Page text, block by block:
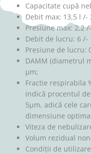
Capacitate cupă
Debit max: 13,5 l /-
Presiune max: 2,2
Debit de lucru: 6 /-
Presiune de lucru:
DAMM (diametrul
μm;
Fractie respirabila
indică procentul
5μm, adică cele
dimensiune
Viteza de
Volum rezidual
Condiții de utilizare: